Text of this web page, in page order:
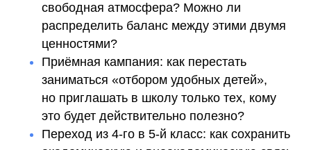
свободная атмосфера? Можно ли
распределить баланс между этими двумя
ценностями?
Приёмная кампания: как перестать
заниматься «отбором удобных детей»,
но приглашать в школу только тех, кому
это будет действительно полезно?
Переход из 4-го в 5-й класс: как сохранить